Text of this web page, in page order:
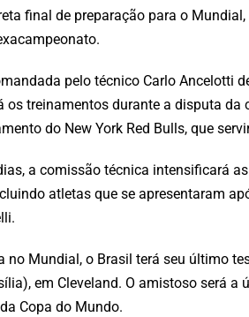
final de preparação para o
pelo técnico Carlo Ancelotti
os treinamentos durante a disputa
do New York Red Bulls, que
a comissão técnica intensificará
atletas que se apresentaram
no Mundial, o Brasil terá seu último
em Cleveland. O amistoso será
Copa do Mundo.